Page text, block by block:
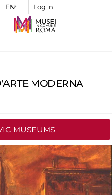
Log In
MODERNA
MUSEUMS